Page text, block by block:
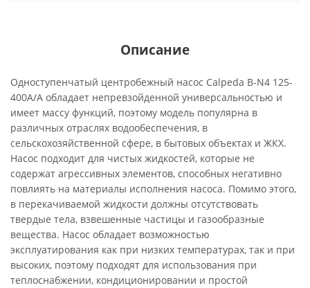
Описание
Одноступенчатый центробежный насос Calpeda B-N4 125-
400A/A обладает непревзойденной универсальностью и
имеет массу функций, поэтому модель популярна в
различных отраслях водообеспечения, в
сельскохозяйственной сфере, в бытовых объектах и ЖКХ.
Насос подходит для чистых жидкостей, которые не
содержат агрессивных элементов, способных негативно
повлиять на материалы исполнения насоса. Помимо этого,
в перекачиваемой жидкости должны отсутствовать
твердые тела, взвешенные частицы и газообразные
вещества. Насос обладает возможностью
эксплуатирования как при низких температурах, так и при
высоких, поэтому подходят для использования при
теплоснабжении, кондиционировании и простой